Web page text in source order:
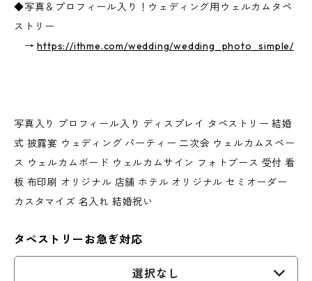
◆写真＆プロフィール入り！ウェディング用ウェルカムタペ
ストリー
→https://ithme.com/wedding/wedding_photo_simple/
写真入り プロフィール入り ディスプレイ タペストリー 結婚
式 披露宴 ウェディング パーティー 二次会 ウェルカムスペー
ス ウェルカムボード ウェルカムサイン フォトブース 受付 看
板 布印刷 オリジナル 店舗 ホテル オリジナル セミオーダー
カスタマイズ 名入れ 結婚祝い
タペストリーお急ぎ対応
選択なし